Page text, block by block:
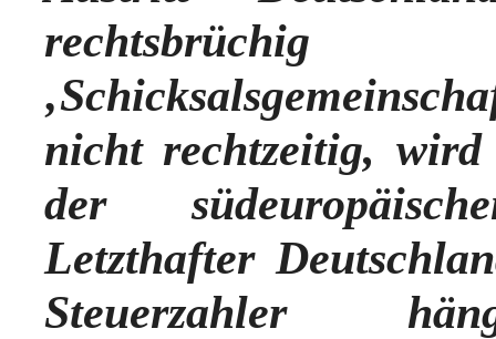
rechtsbrüchig
nicht rechtzeitig,
der
Letzthafter
Steuerzahler